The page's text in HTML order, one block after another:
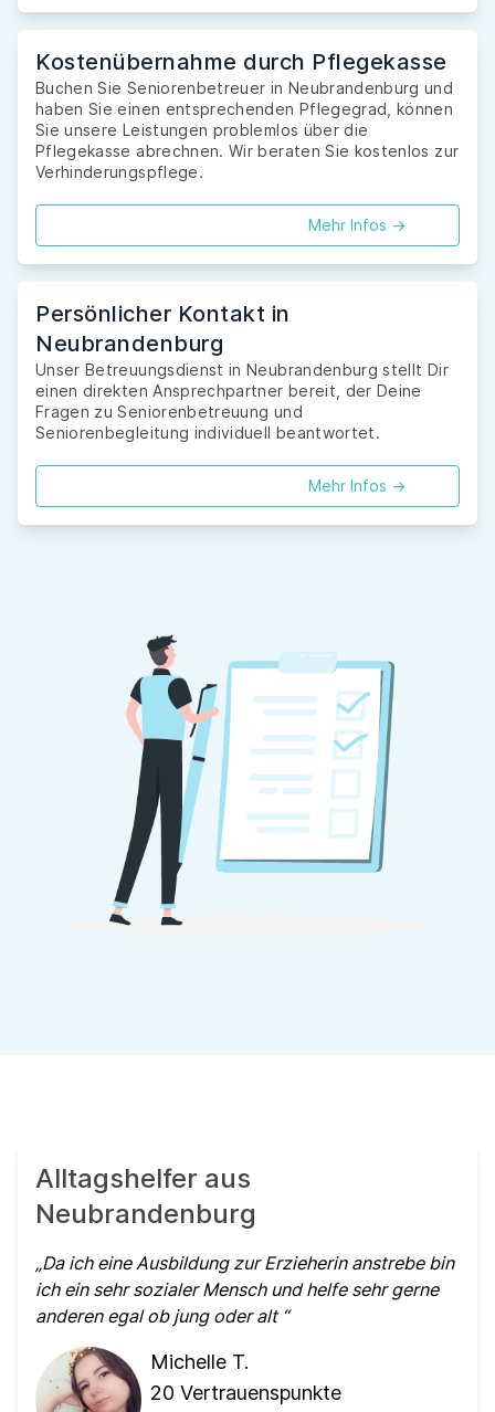
Kostenübernahme durch Pflegekasse
Buchen Sie Seniorenbetreuer in Neubrandenburg und
haben Sie einen entsprechenden Pflegegrad, können
Sie unsere Leistungen problemlos über die
Pflegekasse abrechnen. Wir beraten Sie kostenlos zur
Verhinderungspflege.
Mehr Infos ->
Persönlicher Kontakt in
Neubrandenburg
Unser Betreuungsdienst in Neubrandenburg stellt Dir
einen direkten Ansprechpartner bereit, der Deine
Fragen zu Seniorenbetreuung und
Seniorenbegleitung individuell beantwortet.
Mehr Infos ->
Alltagshelfer aus
Neubrandenburg
Da ich eine Ausbildung zur Erzieherin anstrebe bin
ich ein sehr sozialer Mensch und helfe sehr gerne
anderen egal ob jung oder alt
Michelle T.
20 Vertrauenspunkte